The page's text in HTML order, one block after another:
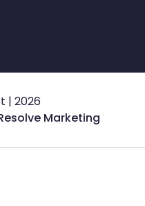
| 2026
Marketing